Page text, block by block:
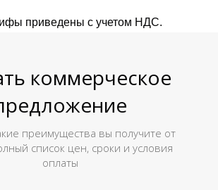
приведены с учетом НДС.
коммерческое
преимущества вы получите от
список цен, сроки и условия
оплаты